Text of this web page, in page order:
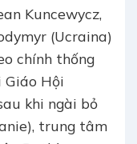
Kuncewycz,
(Ucraina)
chính thống
Hội
khi ngài bỏ
trung tâm